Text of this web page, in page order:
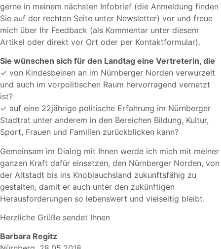
gerne in meinem nächsten Infobrief (die Anmeldung finden
Sie auf der rechten Seite unter Newsletter) vor und freue
mich über Ihr Feedback (als Kommentar unter diesem
Artikel oder direkt vor Ort oder per Kontaktformular).
Sie wünschen sich für den Landtag eine Vertreterin, die
✓ von Kindesbeinen an im Nürnberger Norden verwurzelt
und auch im vorpolitischen Raum hervorragend vernetzt
ist?
✓ auf eine 22jährige politische Erfahrung im Nürnberger
Stadtrat unter anderem in den Bereichen Bildung, Kultur,
Sport, Frauen und Familien zurückblicken kann?
Gemeinsam im Dialog mit Ihnen werde ich mich mit meiner
ganzen Kraft dafür einsetzen, den Nürnberger Norden, von
der Altstadt bis ins Knoblauchsland zukunftsfähig zu
gestalten, damit er auch unter den zukünftigen
Herausforderungen so lebenswert und vielseitig bleibt.
Herzliche Grüße sendet Ihnen
Barbara Regitz